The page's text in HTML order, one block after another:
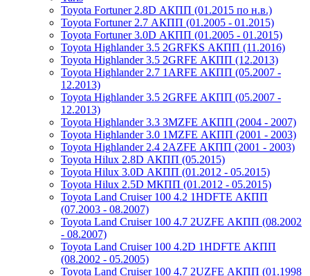
Toyota Fortuner 2.8D АКПП (01.2015 по н.в.)
Toyota Fortuner 2.7 АКПП (01.2005 - 01.2015)
Toyota Fortuner 3.0D АКПП (01.2005 - 01.2015)
Toyota Highlander 3.5 2GRFKS АКПП (11.2016)
Toyota Highlander 3.5 2GRFE АКПП (12.2013)
Toyota Highlander 2.7 1ARFE АКПП (05.2007 -
12.2013)
Toyota Highlander 3.5 2GRFE АКПП (05.2007 -
12.2013)
Toyota Highlander 3.3 3MZFE АКПП (2004 - 2007)
Toyota Highlander 3.0 1MZFE АКПП (2001 - 2003)
Toyota Highlander 2.4 2AZFE АКПП (2001 - 2003)
Toyota Hilux 2.8D АКПП (05.2015)
Toyota Hilux 3.0D АКПП (01.2012 - 05.2015)
Toyota Hilux 2.5D МКПП (01.2012 - 05.2015)
Toyota Land Cruiser 100 4.2 1HDFTE АКПП
(07.2003 - 08.2007)
Toyota Land Cruiser 100 4.7 2UZFE АКПП (08.2002
- 08.2007)
Toyota Land Cruiser 100 4.2D 1HDFTE АКПП
(08.2002 - 05.2005)
Toyota Land Cruiser 100 4.7 2UZFE АКПП (01.1998